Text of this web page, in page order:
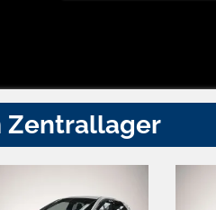
Zentrallager